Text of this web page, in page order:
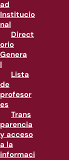
ad
Institucio
nal
Direct
orio
Genera
l
Lista
de
profesor
es
Trans
parencia
y acceso
a la
informaci